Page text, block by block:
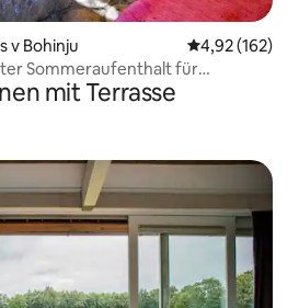
v Bohinju
4,92 (162)
Sommeraufenthalt für
mit Terrasse